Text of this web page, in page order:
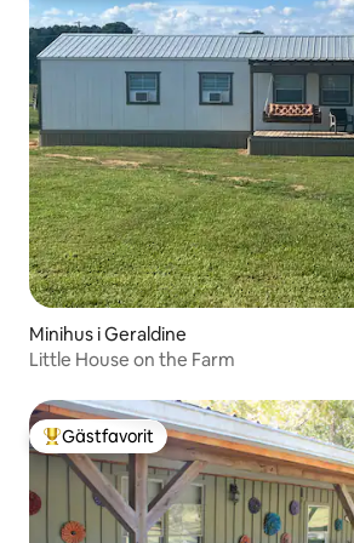
Minihus i Geraldine
Little House on the Farm
Populär gästfavorit
Gästfavorit